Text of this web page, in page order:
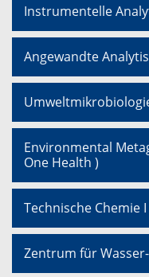
Instrumentelle
Angewandte
Environmental
One Health )
Technische Chemie I
Zentrum für